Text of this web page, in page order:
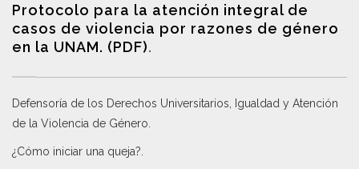
Protocolo para la atención integral de
casos de violencia por razones de género
en la UNAM. (PDF).
Defensoría de los Derechos Universitarios, Igualdad y Atención
de la Violencia de Género
¿Cómo iniciar una queja?